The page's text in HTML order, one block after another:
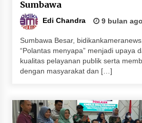
Sumbawa
Edi Chandra 9 bulan ago
Sumbawa Besar,
“Polantas menyapa” menjadi upaya
kualitas pelayanan publik serta
dengan masyarakat dan […]